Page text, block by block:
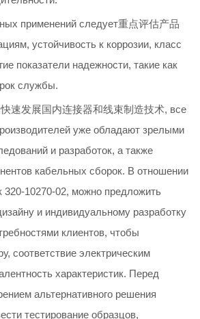
применений следует重点评估产品
устойчивость к коррозии, класс
показатели надежности, такие как
службы.
速发展国内连接器和线束制造技术, все
уже обладают зрелыми
и разработок, а также
кабельных сборок. В отношении
320-10270-02, можно предложить
и индивидуальному разработку
клиентов, чтобы
соответствие электрическим
характеристик. Перед
альтернативного решения
тестирование образцов,